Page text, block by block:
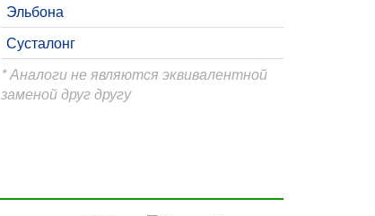
Эльбона
Сусталонг
* Аналоги не являются эквивалентной
заменой друг другу